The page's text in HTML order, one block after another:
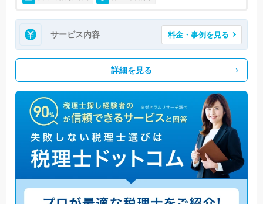
サービス内容 料金・事例を見る
詳細を見る